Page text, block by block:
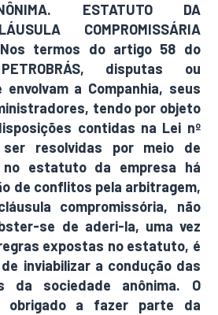
ESTATUTO DA
COMPROMISSÁRIA
Nos termos do artigo 58 do
disputas ou
a Companhia, seus
tendo por objeto
contidas na Lei nº
ser resolvidas por meio de
estatuto da empresa há
de conflitos pela arbitragem,
compromissória, não
se de aderi-la, uma vez
expostas no estatuto, é
inviabilizar a condução das
da sociedade anônima. O
obrigado a fazer parte da